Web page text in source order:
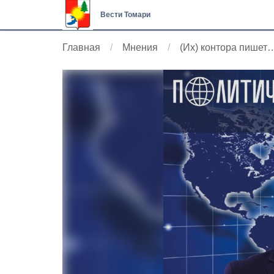
Вести Томари
Главная Мнения (Их) контора